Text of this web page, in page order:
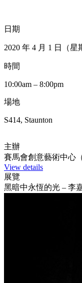
日期
2020 年 4 月 1 日（星
時間
10:00am – 8:00pm
場地
S414, Staunton
主辦
賽馬會創意藝術中心
View details
展覽
黑暗中永恆的光 – 李